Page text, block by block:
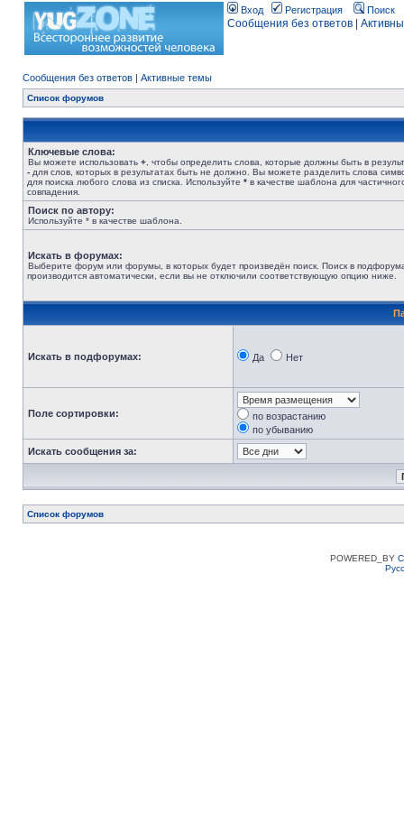
Вход Регистрация Поиск
Сообщения без ответов
Сообщения без ответов | Активные темы
Список форумов
Ключевые слова:
Вы можете использовать + , чтобы определить слова, которые должны быть в
- для слов, которых в результатах быть не должно. Вы можете разделить слова
для поиска любого слова из списка. Используйте * в качестве шаблона для
совпадения.
Поиск по автору:
Используйте * в качестве шаблона.
Искать в форумах:
Выберите форум или форумы, в которых будет произведён поиск. Поиск в
производится автоматически, если вы не отключили соответствующую опцию ниже.
Искать в подфорумах: Да Нет
Поле сортировки:
по возрастанию
по убыванию
Искать сообщения за:
Список форумов
POWERED_BY